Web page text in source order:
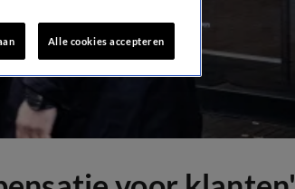
Alle cookies accepteren